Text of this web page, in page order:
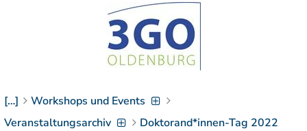
springen[Access-Key
]
Zur
Zielgruppennavigation
springen
Access-Key
Zur
Brotkrumennavigation
[…]
Workshops und Events
Veranstaltungsarchiv
Doktorand*innen-Tag 2022